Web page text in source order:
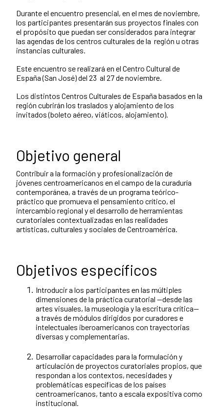
Durante el encuentro presencial, en el mes de noviembre,
los participantes presentarán sus proyectos finales con
el propósito que puedan ser considerados para integrar
las agendas de los centros culturales de la región u otras
instancias culturales.
Este encuentro se realizará en el Centro Cultural de
España (San José) del 23 al 27 de noviembre.
Los distintos Centros Culturales de España basados en la
región cubrirán los traslados y alojamiento de los
invitados (boleto aéreo, viáticos, alojamiento).
Objetivo general
Contribuir a la formación y profesionalización de
jóvenes centroamericanos en el campo de la curaduría
contemporánea, a través de un programa teórico-
práctico que promueva el pensamiento crítico, el
intercambio regional y el desarrollo de herramientas
curatoriales contextualizadas en las realidades
artísticas, culturales y sociales de Centroamérica.
Objetivos específicos
Introducir a los participantes en las múltiples
dimensiones de la práctica curatorial —desde las
artes visuales, la museología y la escritura crítica—
a través de módulos dirigidos por curadores e
intelectuales iberoamericanos con trayectorias
diversas y complementarias.
Desarrollar capacidades para la formulación y
articulación de proyectos curatoriales propios, que
respondan a los contextos, necesidades y
problemáticas específicas de los países
centroamericanos, tanto a escala expositiva como
institucional.